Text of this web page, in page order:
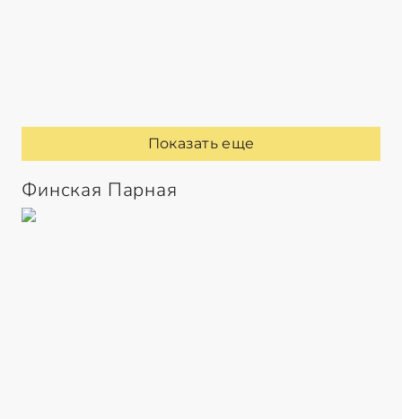
Показать еще
Финская Парная